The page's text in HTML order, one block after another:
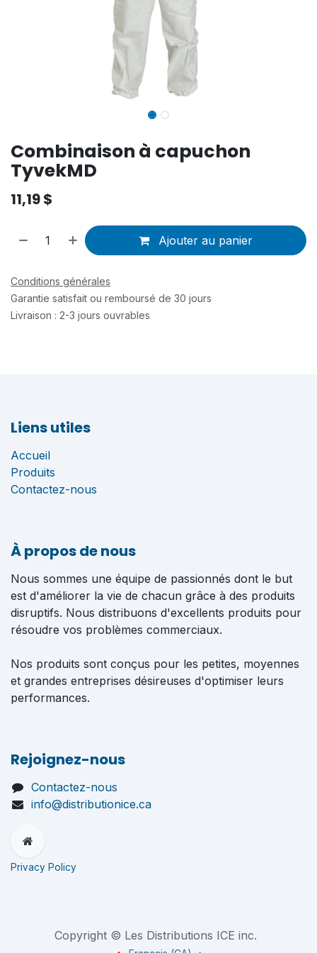
Combinaison à capuchon
TyvekMD
11,19$
Ajouter au panier
Conditions générales
Garantie satisfait ou remboursé de 30 jours
Livraison : 2-3 jours ouvrables
Liens utiles
Accueil
Produits
Contactez-nous
À propos de nous
Nous sommes une équipe de passionnés dont le but
est d'améliorer la vie de chacun grâce à des produits
disruptifs. Nous distribuons d'excellents produits pour
résoudre vos problèmes commerciaux.
Nos produits sont conçus pour les petites, moyennes
et grandes entreprises désireuses d'optimiser leurs
performances.
Rejoignez-nous
Contactez-nous
info@distributionice.ca
Privacy Policy
Copyright © Les Distributions ICE inc.